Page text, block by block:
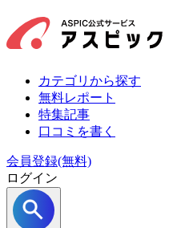
カテゴリから探す
無料レポート
特集記事
口コミを書く
会員登録(無料)
ログイン